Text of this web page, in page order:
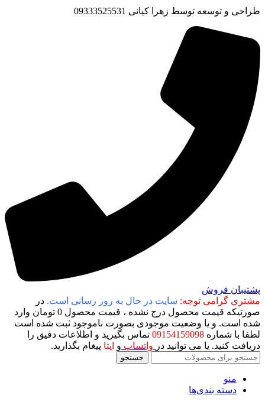
طراحی و توسعه توسط زهرا کیانی 09333525531
پشتیبان فروش
مشتری گرامی توجه: سایت در حال به روز رسانی است. در
صورتیکه قیمت محصول درج نشده ، قیمت محصول 0 تومان وارد
شده است. و یا وضعیت موجودی بصورت ناموجود ثبت شده است
لطفا با شماره 09154159098 تماس بگیرید و اطلاعات دقیق را
دریافت کنید. یا می توانید در واتساپ و ایتا پیغام بگذارید.
جستجو
منو
دسته بندی‌ها